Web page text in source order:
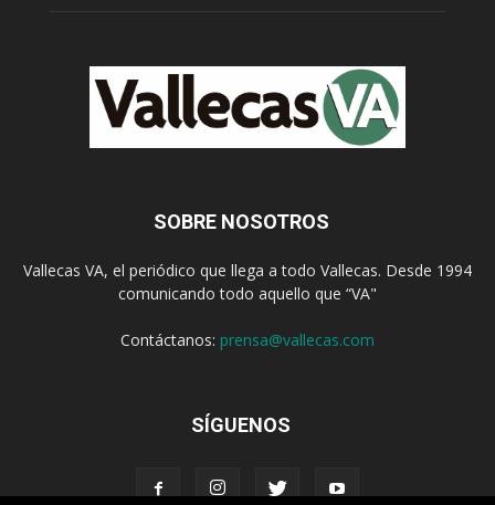
SOBRE NOSOTROS
Vallecas VA, el periódico que llega a todo Vallecas. Desde 1994
comunicando todo aquello que “VA"
Contáctanos: prensa@vallecas.com
SÍGUENOS